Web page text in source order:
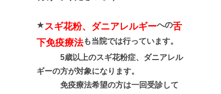
★スギ花粉、ダニアレルギーへの舌
下免疫療法も当院では行っています。
5歳以上のスギ花粉症、ダニアレル
ギーの方が対象になります。
免疫療法希望の方は一回受診して